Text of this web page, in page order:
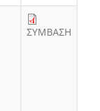
ΣΥΜΒΑΣΗ